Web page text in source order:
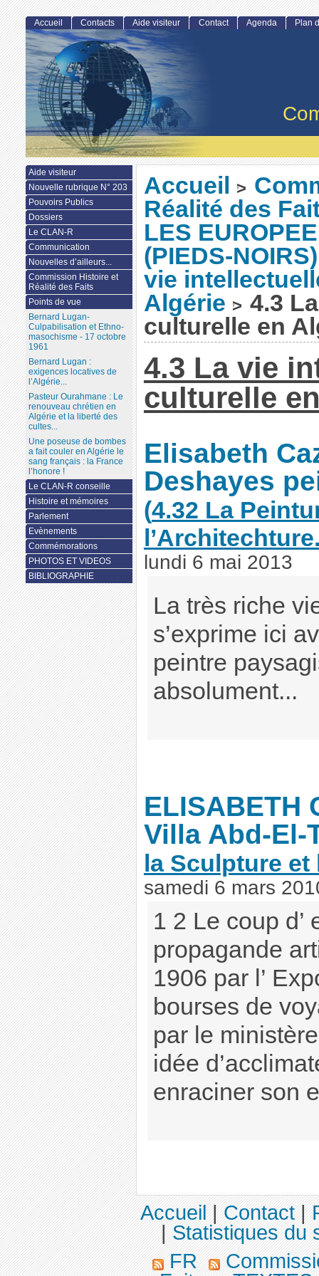
Accueil >
Réalité des
LES
(PIEDS-
vie
Algérie > 4.3
culturelle en
4.3 La vie
culturelle
Elisabeth
Deshayes
(4.32 La
lundi 6 mai 2013
La très riche
s’exprime ici
peintre
absolument...
ELISABETH
Villa Abd-
la Sculpture
samedi 6 mars
1 2 Le coup d’
propagande
1906 par l’
bourses de
par le
idée
enraciner son
Accueil Contacts Aide visiteur Contact Agenda Plan
Aide visiteur
Nouvelle rubrique N° 203
Pouvoirs Publics
Dossiers
Le CLAN-R
Communication
Nouvelles d’ailleurs...
Commission Histoire et
Réalité des Faits
Points de vue
Bernard Lugan-
Culpabilisation et Ethno-
masochisme - 17 octobre
1961
Bernard Lugan :
exigences locatives de
l’Algérie...
Pasteur Ourahmane : Le
renouveau chrétien en
Algérie et la liberté des
cultes...
Une poseuse de bombes
a fait couler en Algérie le
sang français : la France
l’honore !
Le CLAN-R conseille
Histoire et mémoires
Parlement
Evènements
Commémorations
PHOTOS ET VIDEOS
BIBLIOGRAPHIE
Accueil|Contact|
|Statistiques du
FR